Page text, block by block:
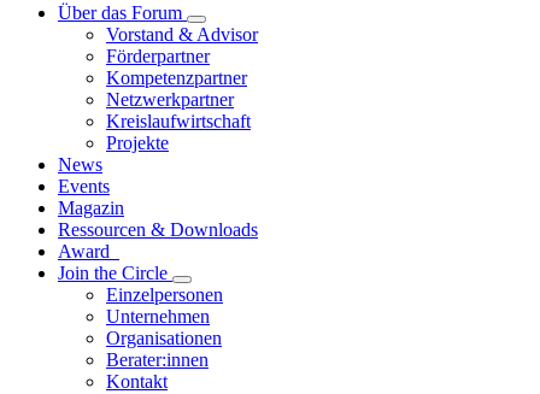
Über das Forum
Vorstand & Advisor
Förderpartner
Kompetenzpartner
Netzwerkpartner
Kreislaufwirtschaft
Projekte
News
Events
Magazin
Ressourcen & Downloads
Award
Join the Circle
Einzelpersonen
Unternehmen
Organisationen
Berater:innen
Kontakt